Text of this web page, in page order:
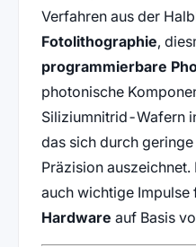
Verfahren aus der
Fotolithographie,
programmierbare
photonische
Siliziumnitrid-Wafern
das sich durch
Präzision
auch wichtige Impulse
Hardware auf Basis